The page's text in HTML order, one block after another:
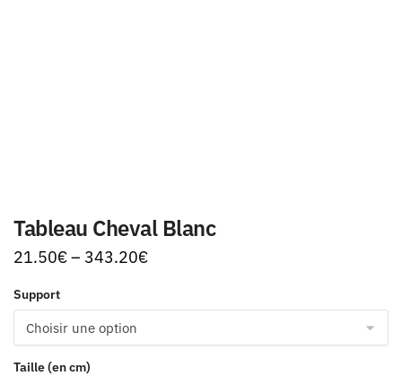
Tableau Cheval Blanc
21.50€– 343.20€
Support
Taille (en cm)